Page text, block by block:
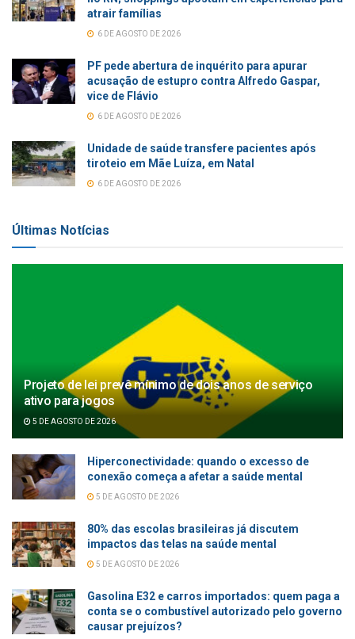
atrair famílias
6 DE AGOSTO DE 2026
PF pede abertura de inquérito para apurar
acusação de estupro contra Alfredo Gaspar,
vice de Flávio
6 DE AGOSTO DE 2026
Unidade de saúde transfere pacientes após
tiroteio em Mãe Luíza, em Natal
6 DE AGOSTO DE 2026
Últimas Notícias
Projeto de lei prevê mínimo de dois anos de serviço
ativo para jogos
5 DE AGOSTO DE 2026
Hiperconectividade: quando o excesso de
conexão começa a afetar a saúde mental
5 DE AGOSTO DE 2026
80% das escolas brasileiras já discutem
impactos das telas na saúde mental
5 DE AGOSTO DE 2026
Gasolina E32 e carros importados: quem paga a
conta se o combustível autorizado pelo governo
causar prejuízos?